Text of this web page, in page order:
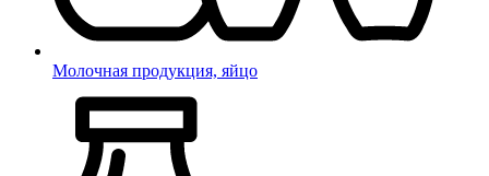
Молочная продукция, яйцо